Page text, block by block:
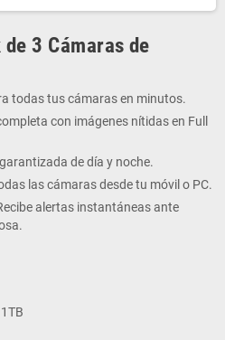
3 Cámaras de
todas tus cámaras en minutos.
con imágenes nítidas en Full
de día y noche.
las cámaras desde tu móvil o PC.
alertas instantáneas ante